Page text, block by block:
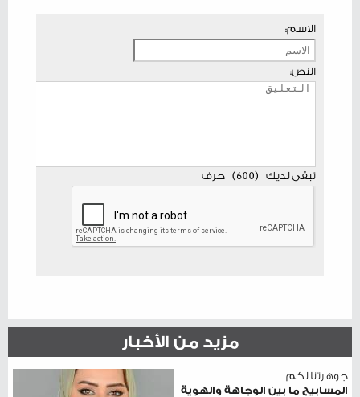
الاسم:
النص:
تبقى لديك (
600
) حرف
مزيد من الأخبار
جوهرتنا لكم
المسابيح ما بين الوجاهة والهوية